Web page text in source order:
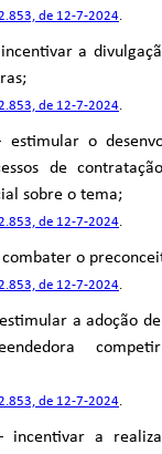
de 12-7-2024.
a
de 12-7-2024.
estimular o
de
sobre o tema;
de 12-7-2024.
combater o
de 12-7-2024.
a adoção
de 12-7-2024.
incentivar a